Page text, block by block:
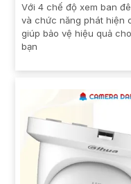
Với 4 chế độ xem ban
và chức năng phát hiện
giúp bảo vệ hiệu quả
bạn